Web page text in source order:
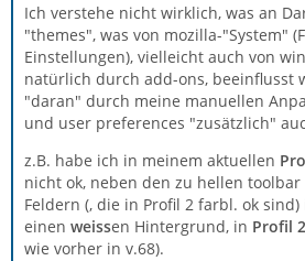
Ich verstehe nicht wirklich, was an
"themes", was von mozilla-"System"
Einstellungen), vielleicht auch von
natürlich durch add-ons, beeinflusst
"daran" durch meine manuellen
und user preferences "zusätzlich"
z.B. habe ich in meinem aktuellen
nicht ok, neben den zu hellen
Feldern (, die in Profil 2 farbl. ok
einen weissen Hintergrund, in Profil 2
wie vorher in v.68).